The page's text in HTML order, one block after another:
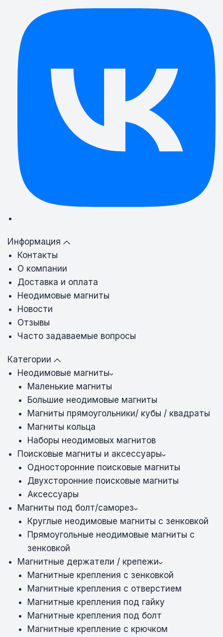
Информация
Контакты
О компании
Доставка и оплата
Неодимовые магниты
Новости
Отзывы
Часто задаваемые вопросы
Категории
Неодимовые магниты
Маленькие магниты
Большие неодимовые магниты
Магниты прямоугольники/ кубы / квадраты
Магниты кольца
Наборы неодимовых магнитов
Поисковые магниты и аксессуары
Односторонние поисковые магниты
Двухсторонние поисковые магниты
Аксессуары
Магниты под болт/саморез
Круглые неодимовые магниты с зенковкой
Прямоугольные неодимовые магниты с
зенковкой
Магнитные держатели / крепежи
Магнитные крепления с зенковкой
Магнитные крепления с отверстием
Магнитные крепления под гайку
Магнитные крепления под болт
Магнитные крепление с крючком